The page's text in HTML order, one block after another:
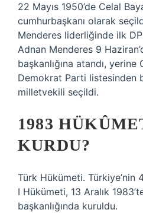
22 Mayıs 1950’de Celal
cumhurbaşkanı olarak
Menderes liderliğinde ilk
Adnan Menderes 9
başkanlığına atandı,
Demokrat Parti listesinden
milletvekili seçildi.
1983
KURDU?
Türk Hükümeti. Türkiye’nin
I Hükümeti, 13 Aralık
başkanlığında kuruldu.